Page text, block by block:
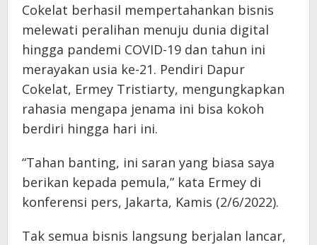
Cokelat berhasil mempertahankan bisnis
melewati peralihan menuju dunia digital
hingga pandemi COVID-19 dan tahun ini
merayakan usia ke-21. Pendiri Dapur
Cokelat, Ermey Tristiarty, mengungkapkan
rahasia mengapa jenama ini bisa kokoh
berdiri hingga hari ini.
“Tahan banting, ini saran yang biasa saya
berikan kepada pemula,” kata Ermey di
konferensi pers, Jakarta, Kamis (2/6/2022).
Tak semua bisnis langsung berjalan lancar,